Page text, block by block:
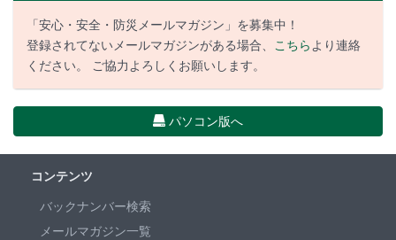
「安心・安全・防災メールマガジン」を募集中！
登録されてないメールマガジンがある場合、 こちらより連絡
ください。 ご協力よろしくお願いします。
パソコン版へ
コンテンツ
バックナンバー検索
メールマガジン一覧